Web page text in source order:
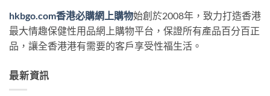
hkbgo.com香港必購網上購物始創於2008年，致力打造香港
最大情趣保健性用品網上購物平台，保證所有產品百分百正
品，讓全香港港有需要的客戶享受性福生活。
最新資訊